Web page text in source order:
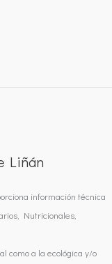
Liñán
información técnica
Nutricionales,
como a la ecológica y/o